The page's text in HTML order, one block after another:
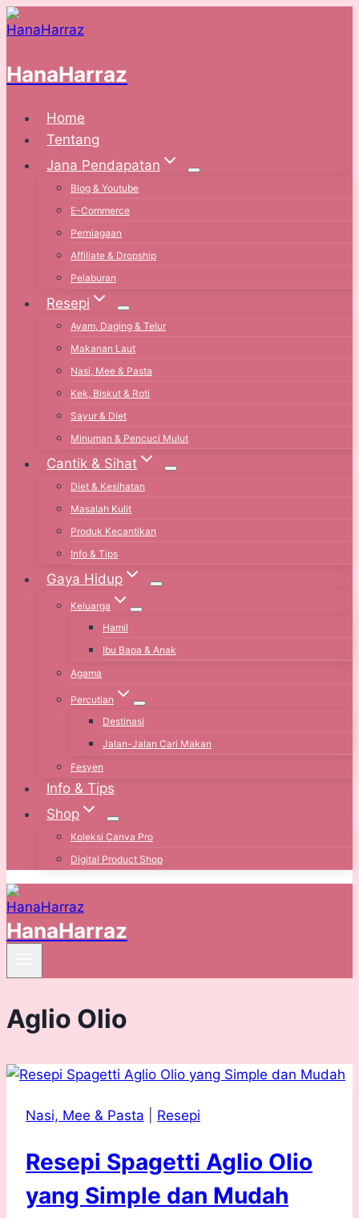
Skip
to
HanaHarraz
Home
Tentang
Jana Pendapatan
Blog & Youtube
E-Commerce
Perniagaan
Affiliate & Dropship
Pelaburan
Resepi
Ayam, Daging & Telur
Makanan Laut
Nasi, Mee & Pasta
Kek, Biskut & Roti
Sayur & Diet
Minuman & Pencuci Mulut
Cantik & Sihat
Diet & Kesihatan
Masalah Kulit
Produk Kecantikan
Info & Tips
Gaya Hidup
Keluarga
Hamil
Ibu Bapa & Anak
Agama
Percutian
Destinasi
Jalan-Jalan Cari Makan
Fesyen
Info & Tips
Shop
Koleksi Canva Pro
Digital Product Shop
HanaHarraz
Aglio Olio
Nasi, Mee & Pasta Resepi
Resepi Spagetti Aglio Olio
yang Simple dan Mudah